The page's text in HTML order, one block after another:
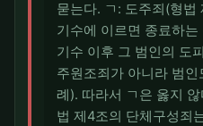
묻는다. ㄱ: 도주죄(형법
기수에 이르면 종료하
기수 이후 그 범인의 도
주원조죄가 아니라 범
례). 따라서 ㄱ은 옳지
법 제4조의 단체구성죄